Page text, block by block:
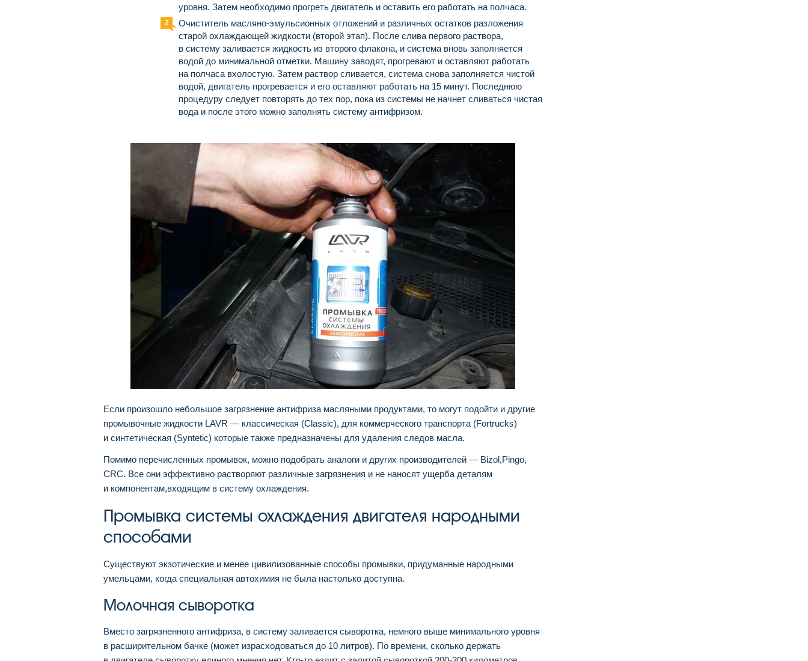
уровня. Затем необходимо прогреть двигатель и оставить его работать на полчаса.
Очиститель масляно-эмульсионных отложений и различных остатков разложения
старой охлаждающей жидкости (второй этап). После слива первого раствора,
в систему заливается жидкость из второго флакона, и система вновь заполняется
водой до минимальной отметки. Машину заводят, прогревают и оставляют работать
на полчаса вхолостую. Затем раствор сливается, система снова заполняется чистой
водой, двигатель прогревается и его оставляют работать на 15 минут. Последнюю
процедуру следует повторять до тех пор, пока из системы не начнет сливаться чистая
вода и после этого можно заполнять систему антифризом.
Если произошло небольшое загрязнение антифриза масляными продуктами, то могут подойти и другие
промывочные жидкости LAVR — классическая (Classic), для коммерческого транспорта (Fortrucks)
и синтетическая (Syntetic) которые также предназначены для удаления следов масла.
Помимо перечисленных промывок, можно подобрать аналоги и других производителей — Bizol,Pingo,
CRC. Все они эффективно растворяют различные загрязнения и не наносят ущерба деталям
и компонентам,входящим в систему охлаждения.
Промывка системы охлаждения двигателя народными
способами
Существуют экзотические и менее цивилизованные способы промывки, придуманные народными
умельцами, когда специальная автохимия не была настолько доступна.
Молочная сыворотка
Вместо загрязненного антифриза, в систему заливается сыворотка, немного выше минимального уровня
в расширительном бачке (может израсходоваться до 10 литров). По времени, сколько держать